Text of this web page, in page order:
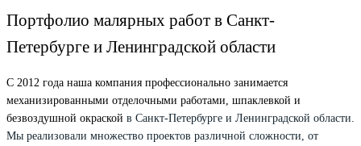
Портфолио малярных работ в Санкт-
Петербурге и Ленинградской области
С 2012 года наша компания профессионально занимается
механизированными отделочными работами, шпаклевкой и
безвоздушной окраской в Санкт-Петербурге и Ленинградской области.
Мы реализовали множество проектов различной сложности, от